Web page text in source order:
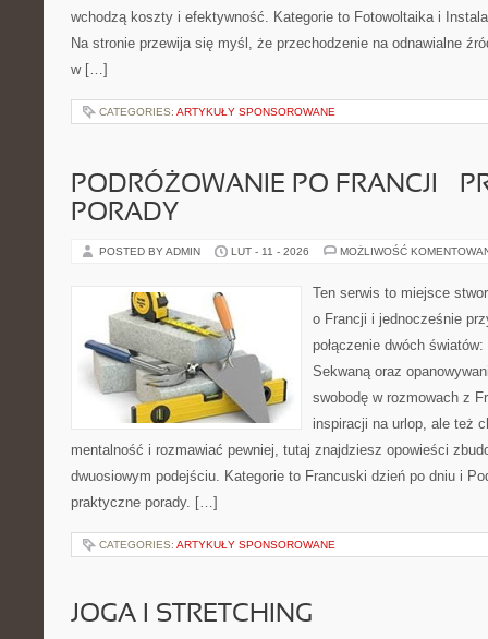
wchodzą koszty i efektywność. Kategorie to Fotowoltaika i
Na stronie przewija się myśl, że przechodzenie na odnawialne
w […]
CATEGORIES: ARTYKUŁY SPONSOROWANE
PODRÓŻOWANIE PO FRANCJI –
PORADY
POSTED BY ADMIN LUT - 11 - 2026 MOŻLIWOŚĆ
Ten serwis to miejsce
o Francji i jednocześnie
połączenie dwóch
Sekwaną oraz
swobodę w rozmowach z
inspiracji na urlop, ale też
mentalność i rozmawiać pewniej, tutaj znajdziesz opowieści
dwuosiowym podejściu. Kategorie to Francuski dzień po dniu i
praktyczne porady. […]
CATEGORIES: ARTYKUŁY SPONSOROWANE
JOGA I STRETCHING